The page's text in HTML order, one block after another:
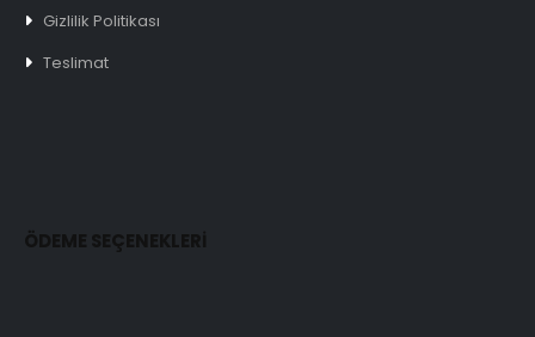
Gizlilik Politikası
Teslimat
ÖDEME SEÇENEKLERİ